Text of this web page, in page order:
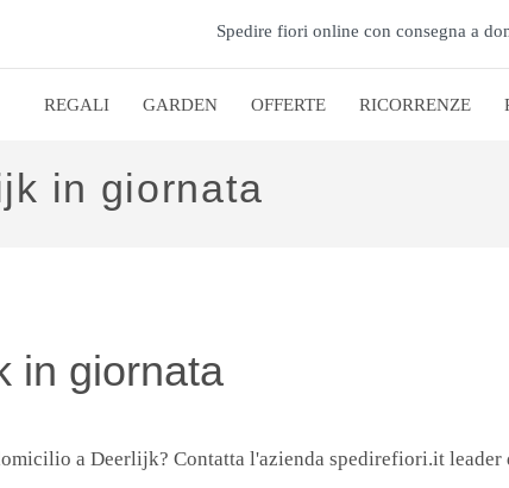
Spedire fiori online con consegna a
REGALI GARDEN OFFERTE RICORRENZE
in giornata
in giornata
a Deerlijk? Contatta l'azienda spedirefiori.it